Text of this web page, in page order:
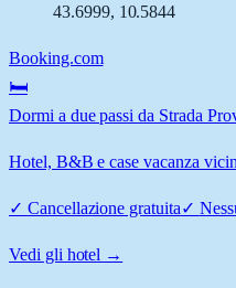
43.6999, 10.5844
Booking.com
🛏️
Dormi a due passi da Strada
Hotel, B&B e case vacanza
✓ Cancellazione gratuita✓
Vedi gli hotel →